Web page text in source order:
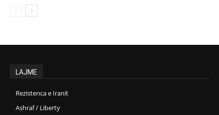
LAJME
Rezistenca e Iranit
Ashraf / Liberty